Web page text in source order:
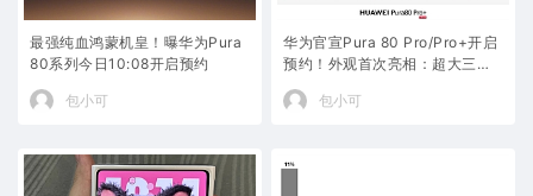
最强纯血鸿蒙机皇！曝华为Pura
80系列今日10:08开启预约
包小可
华为官宣Pura 80 Pro/Pro+开启
预约！外观首次亮相：超大三角
镜头模组
包小可